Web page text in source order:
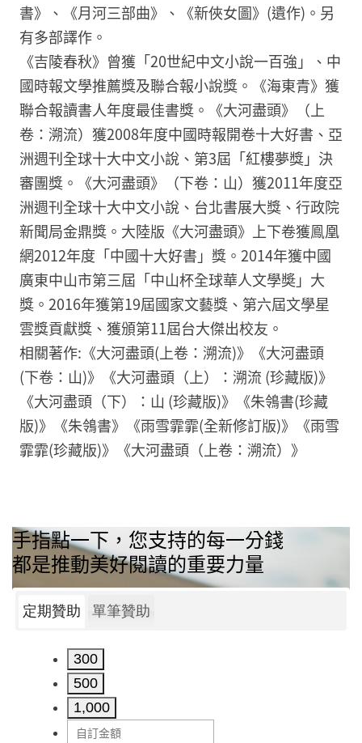
書》、《月河三部曲》、《新俠女圖》(遺作)。另
有多部譯作。
《吉陵春秋》曾獲「20世紀中文小說一百強」、中
國時報文學推薦獎及聯合報小說獎。《海東青》獲
聯合報讀書人年度最佳書獎。《大河盡頭》（上
卷：溯流）獲2008年度中國時報開卷十大好書、亞
洲週刊全球十大中文小說、第3屆「紅樓夢獎」決
審團獎。《大河盡頭》（下卷：山）獲2011年度亞
洲週刊全球十大中文小說、台北書展大獎、行政院
新聞局金鼎獎。大陸版《大河盡頭》上下卷獲鳯凰
網2012年度「中國十大好書」獎。2014年獲中國
廣東中山市第三屆「中山杯全球華人文學奬」大
獎。2016年獲第19屆國家文藝獎、第六屆文學星
雲獎貢獻獎、獲頒第11屆台大傑出校友。
相關著作:《大河盡頭(上卷：溯流)》《大河盡頭
(下卷：山)》《大河盡頭（上）：溯流 (珍藏版)》
《大河盡頭（下）：山 (珍藏版)》《朱鴒書(珍藏
版)》《朱鴒書》《雨雪霏霏(全新修訂版)》《雨雪
霏霏(珍藏版)》《大河盡頭（上卷：溯流）》
手指點一下，您支持的每一分錢
都是推動美好閱讀的重要力量
定期贊助 單筆贊助
300
500
1,000